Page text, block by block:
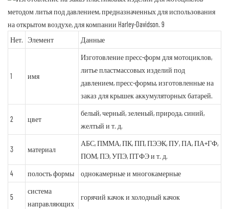
Нет. Элемент Данные
1 имя
Изготовление пресс-форм для мотоциклов,
литье пластмассовых изделий под
давлением, пресс-формы, изготовленные на
заказ для крышек аккумуляторных батарей.
2 цвет
белый, черный, зеленый, природа, синий,
желтый и т. д.
3 материал
АБС, ПММА, ПК, ПП, ПЭЭК, ПУ, ПА, ПА+ГФ,
ПОМ, ПЭ, УПЭ, ПТФЭ и т. д.
4
полость формы однокамерные и многокамерные
5
система
направляющих
горячий качок и холодный качок